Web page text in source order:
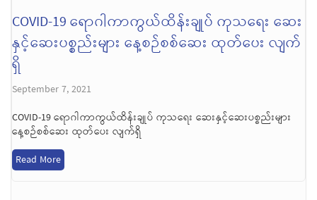
COVID-19 ရောဂါကာကွယ်ထိန်းချုပ် ကုသရေး ဆေး
နှင့်ဆေးပစ္စည်းများ နေ့စဉ်စစ်ဆေး ထုတ်ပေး လျက်
ရှိ
September 7, 2021
COVID-19 ရောဂါကာကွယ်ထိန်းချုပ် ကုသရေး ဆေးနှင့်ဆေးပစ္စည်းများ
နေ့စဉ်စစ်ဆေး ထုတ်ပေး လျက်ရှိ
Read More